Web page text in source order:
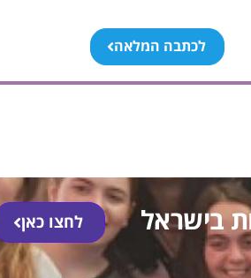
לכתבה המלאה
בישראל לחצו כאן